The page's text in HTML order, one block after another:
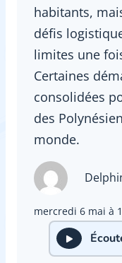
habitants,
défis
limites une
Certaines
consolidées
des
monde.
mercredi 6 mai à